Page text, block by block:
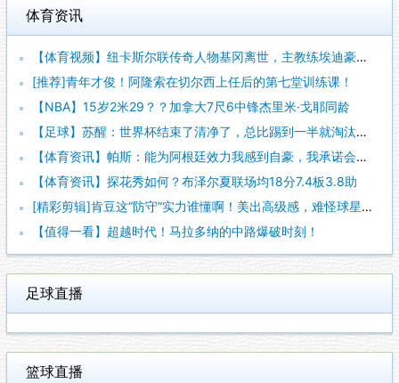
体育资讯
【体育视频】纽卡斯尔联传奇人物基冈离世，主教练埃迪豪献上鲜花
[推荐]青年才俊！阿隆索在切尔西上任后的第七堂训练课！
【NBA】15岁2米29？？加拿大7尺6中锋杰里米·戈耶同龄
【足球】苏醒：世界杯结束了清净了，总比踢到一半就淘汰的那种清
【体育资讯】帕斯：能为阿根廷效力我感到自豪，我承诺会全力把世
【体育资讯】探花秀如何？布泽尔夏联场均18分7.4板3.8助
[精彩剪辑]肯豆这“防守”实力谁懂啊！美出高级感，难怪球星都
【值得一看】超越时代！马拉多纳的中路爆破时刻！
足球直播
篮球直播